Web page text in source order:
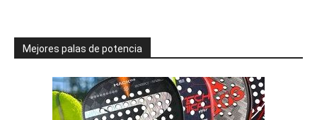
Mejores palas de potencia